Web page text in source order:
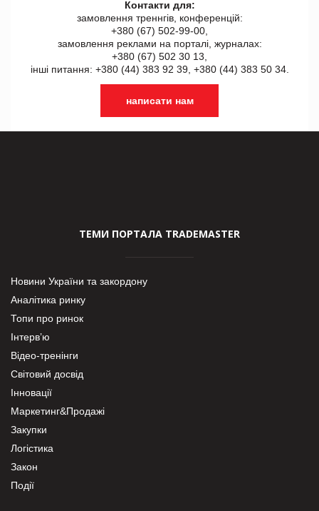
Контакти для:
замовлення треннгів, конференцій:
+380 (67) 502-99-00,
замовлення реклами на порталі, журналах:
+380 (67) 502 30 13,
інші питання: +380 (44) 383 92 39, +380 (44) 383 50 34.
написати нам
ТЕМИ ПОРТАЛА TRADEMASTER
Новини України та закордону
Аналітика ринку
Топи про ринок
Інтерв’ю
Відео-тренінги
Світовий досвід
Інновації
Маркетинг&Продажі
Закупки
Логістика
Закон
Події